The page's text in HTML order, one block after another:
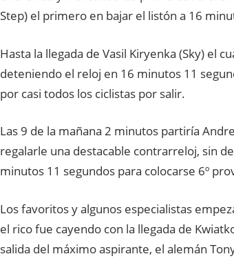
Step) el primero en bajar el listón a 16
Hasta la llegada de Vasil Kiryenka (Sky) el
deteniendo el reloj en 16 minutos 11
por casi todos los ciclistas por salir.
Las 9 de la mañana 2 minutos partiría
regalarle una destacable contrarreloj, sin
minutos 11 segundos para colocarse 6º
Los favoritos y algunos especialistas
el rico fue cayendo con la llegada de
salida del máximo aspirante, el alemán